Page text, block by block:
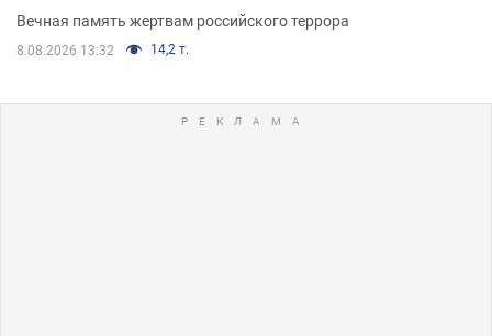
муж и внук
Вечная память жертвам российского террора
8.08.2026 13:32 14,2 т.